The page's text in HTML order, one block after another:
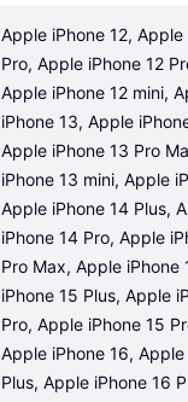
Apple iPhone 12, Apple
Pro, Apple iPhone 12
Apple iPhone 12 mini,
iPhone 13, Apple
Apple iPhone 13 Pro
iPhone 13 mini, Apple
Apple iPhone 14 Plus,
iPhone 14 Pro, Apple
Pro Max, Apple iPhone
iPhone 15 Plus, Apple
Pro, Apple iPhone 15
Apple iPhone 16, Apple
Plus, Apple iPhone 16